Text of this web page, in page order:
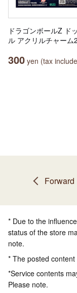
ドラゴンボールZ ド
ル アクリルチャーム2
300 yen (tax
Forward
* Due to the
status of the store
note.
* The posted
*Service contents
Please note.